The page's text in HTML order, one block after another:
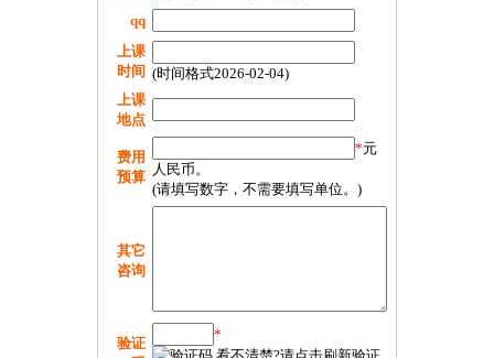
qq
上课
时间 (时间格式2026-02-04)
上课
地点
费用
预算
*元
人民币。
(请填写数字，不需要填写单位。)
其它
咨询
验证
*